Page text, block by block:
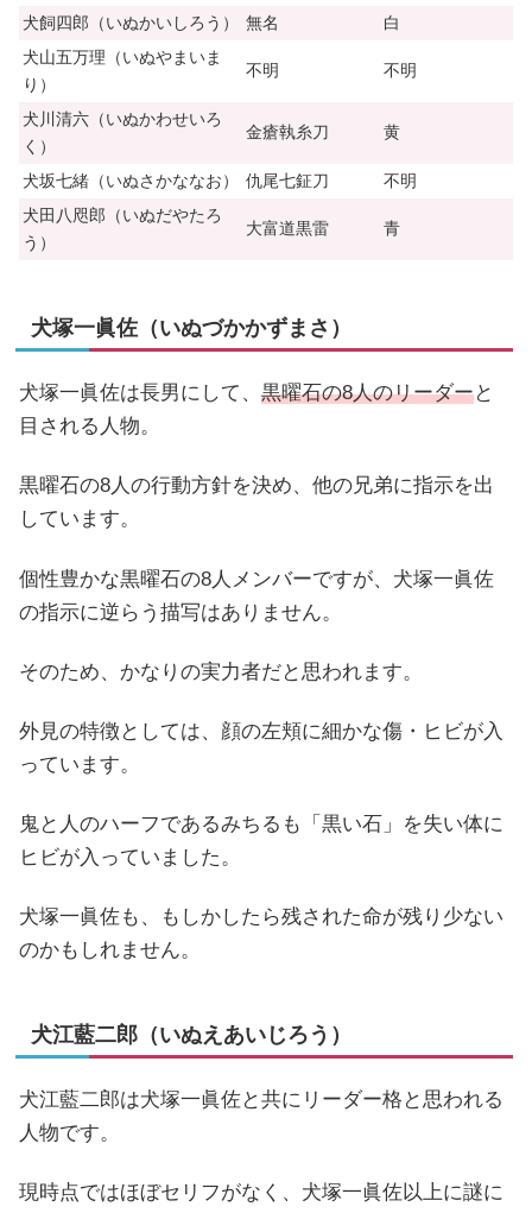
犬飼四郎（いぬかいしろう） 無名
白
犬山五万理（いぬやまいま
り）
不明 不明
犬川清六（いぬかわせいろ
く）
金瘡執糸刀 黄
犬坂七緒（いぬさかななお） 仇尾七鉦刀
不明
犬田八咫郎（いぬだやたろ
う）
大富道黒雷 青
犬塚一眞佐（いぬづかかずまさ）
犬塚一眞佐は長男にして、 黒曜石の8人のリーダーと
目される人物。
黒曜石の8人の行動方針を決め、他の兄弟に指示を出
しています。
個性豊かな黒曜石の8人メンバーですが、犬塚一眞佐
の指示に逆らう描写はありません。
そのため、かなりの実力者だと思われます。
外見の特徴としては、顔の左頬に細かな傷・ヒビが入
っています。
鬼と人のハーフであるみちるも「黒い石」を失い体に
ヒビが入っていました。
犬塚一眞佐も、もしかしたら残された命が残り少ない
のかもしれません。
犬江藍二郎（いぬえあいじろう）
犬江藍二郎は犬塚一眞佐と共にリーダー格と思われる
人物です。
現時点ではほぼセリフがなく、犬塚一眞佐以上に謎に